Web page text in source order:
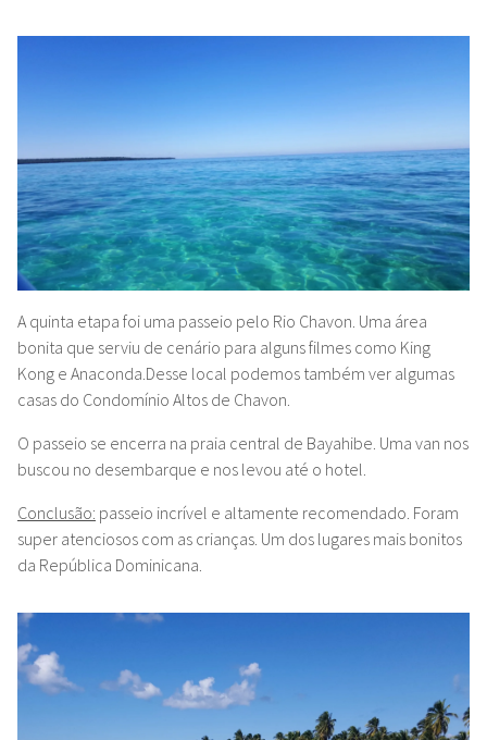
A quinta etapa foi uma passeio pelo Rio Chavon. Uma área
bonita que serviu de cenário para alguns filmes como King
Kong e Anaconda. Desse local podemos também ver algumas
casas do Condomínio Altos de Chavon.
O passeio se encerra na praia central de Bayahibe. Uma van nos
buscou no desembarque e nos levou até o hotel.
Conclusão: passeio incrível e altamente recomendado. Foram
super atenciosos com as crianças. Um dos lugares mais bonitos
da República Dominicana.